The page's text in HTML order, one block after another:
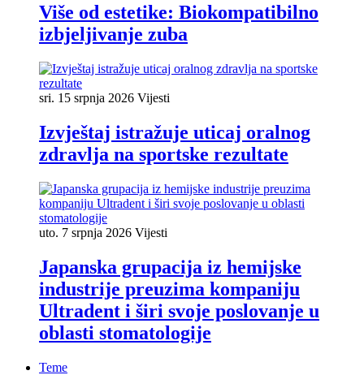
Više od estetike: Biokompatibilno
izbjeljivanje zuba
sri. 15 srpnja 2026 Vijesti
Izvještaj istražuje uticaj oralnog
zdravlja na sportske rezultate
uto. 7 srpnja 2026 Vijesti
Japanska grupacija iz hemijske
industrije preuzima kompaniju
Ultradent i širi svoje poslovanje u
oblasti stomatologije
Teme